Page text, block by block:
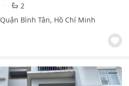
2
Quận Bình Tân, Hồ Chí Minh